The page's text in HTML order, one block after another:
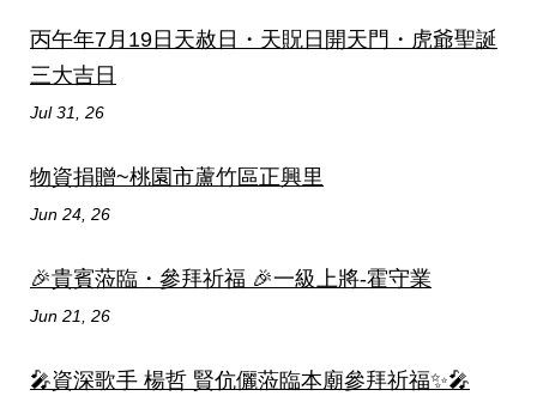
丙午年7月19日天赦日・天貺日開天門・虎爺聖誕
三大吉日
Jul 31, 26
物資捐贈~桃園市蘆竹區正興里
Jun 24, 26
🎉貴賓蒞臨・參拜祈福 🎉一級上將-霍守業
Jun 21, 26
🎤資深歌手 楊哲 賢伉儷蒞臨本廟參拜祈福✨🎤